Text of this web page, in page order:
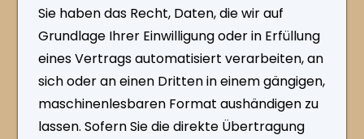
Sie haben das Recht, Daten, die wir auf
Grundlage Ihrer Einwilligung oder in Erfüllung
eines Vertrags automatisiert verarbeiten, an
sich oder an einen Dritten in einem gängigen,
maschinenlesbaren Format aushändigen zu
lassen. Sofern Sie die direkte Übertragung